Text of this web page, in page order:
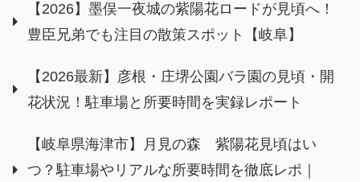
【2026】墨俣一夜城の紫陽花ロードが見頃へ！
豊臣兄弟でも注目の散策スポット【岐阜】
【2026最新】彦根・庄堺公園バラ園の見頃・開
花状況！駐車場と所要時間を実録レポート
【岐阜県海津市】月見の森 紫陽花見頃はい
つ？駐車場やリアルな所要時間を徹底レポ｜